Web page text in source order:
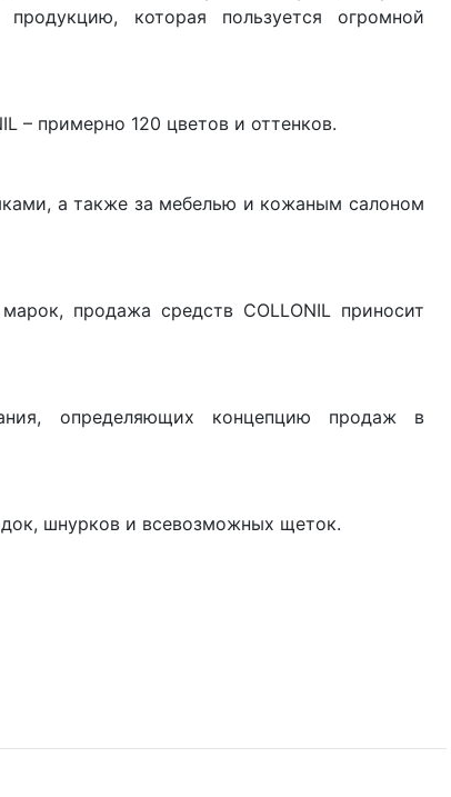
которая пользуется огромной
– примерно 120 цветов и оттенков.
а также за мебелью и кожаным салоном
продажа средств COLLONIL приносит
определяющих концепцию продаж в
шнурков и всевозможных щеток.